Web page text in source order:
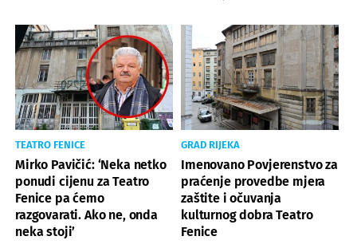
TEATRO FENICE
Mirko Pavičić: ‘Neka netko
ponudi cijenu za Teatro
Fenice pa ćemo
razgovarati. Ako ne, onda
neka stoji’
GRAD RIJEKA
Imenovano Povjerenstvo za
praćenje provedbe mjera
zaštite i očuvanja
kulturnog dobra Teatro
Fenice